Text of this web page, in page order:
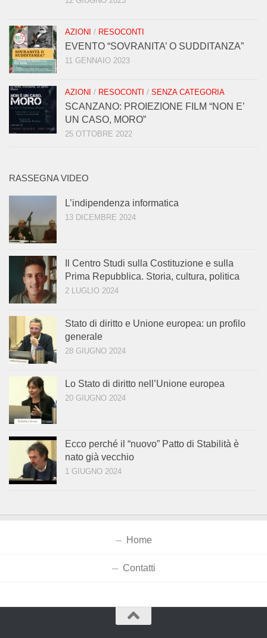
AZIONI / RESOCONTI
EVENTO “SOVRANITA’ O SUDDITANZA”
11 GENNAIO 2023
AZIONI / RESOCONTI / SENZA CATEGORIA
SCANZANO: PROIEZIONE FILM “NON E’
UN CASO, MORO”
25 OTTOBRE 2022
RASSEGNA VIDEO
L’indipendenza informatica
13 DICEMBRE 2024
Il Centro Studi sulla Costituzione e sulla
Prima Repubblica. Storia, cultura, politica
2 LUGLIO 2024
Stato di diritto e Unione europea: un profilo
generale
28 GIUGNO 2024
Lo Stato di diritto nell’Unione europea
20 GIUGNO 2024
Ecco perché il “nuovo” Patto di Stabilità è
nato già vecchio
1 GIUGNO 2024
Home
Contatti